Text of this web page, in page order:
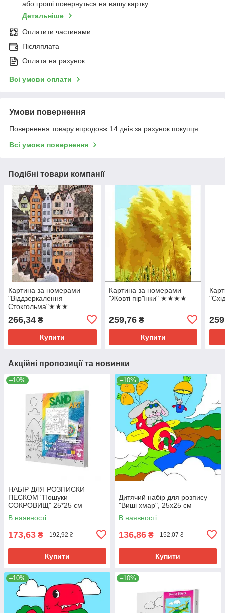
або гроші повернуться на вашу картку
Детальніше
Оплатити частинами
Післяплата
Оплата на рахунок
Всі умови оплати
Умови повернення
Повернення товару впродовж 14 днів за рахунок покупця
Всі умови повернення
Подібні товари компанії
Картина за номерами
"Віддзеркалення
Стокгольма"★★★
266,34 ₴
Купити
Картина за номерами
"Жовті пір'їнки" ★★★★
259,76₴
Купити
Акційні пропозиції та новинки
–10%
НАБІР ДЛЯ РОЗПИСКИ
ПЕСКОМ "Пошуки
СОКРОВИЩ" 25*25 см
В наявності
173,63 ₴ 192,92 ₴
Купити
–10%
Дитячий набір для розпису
"Виші хмар", 25х25 см
В наявності
136,86 ₴ 152,07 ₴
Купити
–10% –10%